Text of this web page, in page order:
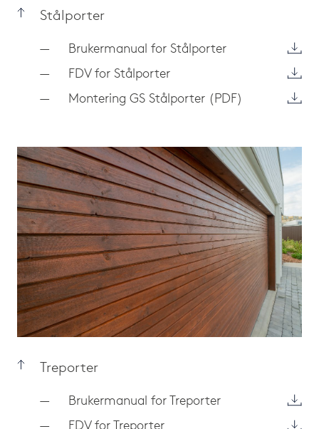
Stålporter
Brukermanual for Stålporter
FDV for Stålporter
Montering GS Stålporter (PDF)
Treporter
Brukermanual for Treporter
FDV for Treporter